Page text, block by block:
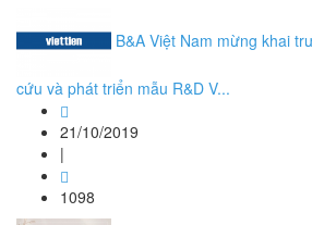
B&A Việt Nam mừng khai
cứu và phát triển mẫu R&D V...
21/10/2019
|
1098